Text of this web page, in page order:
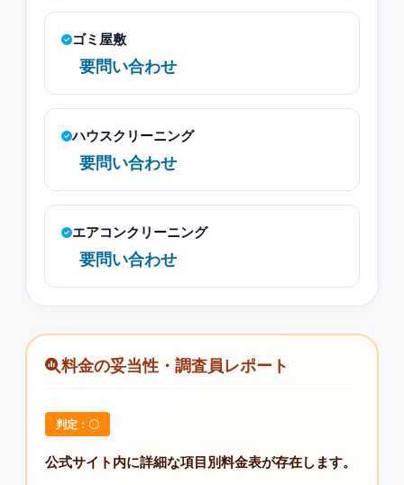
ゴミ屋敷
要問い合わせ
ハウスクリーニング
要問い合わせ
エアコンクリーニング
要問い合わせ
料金の妥当性・調査員レポート
判定：〇
公式サイト内に詳細な項目別料金表が存在します。